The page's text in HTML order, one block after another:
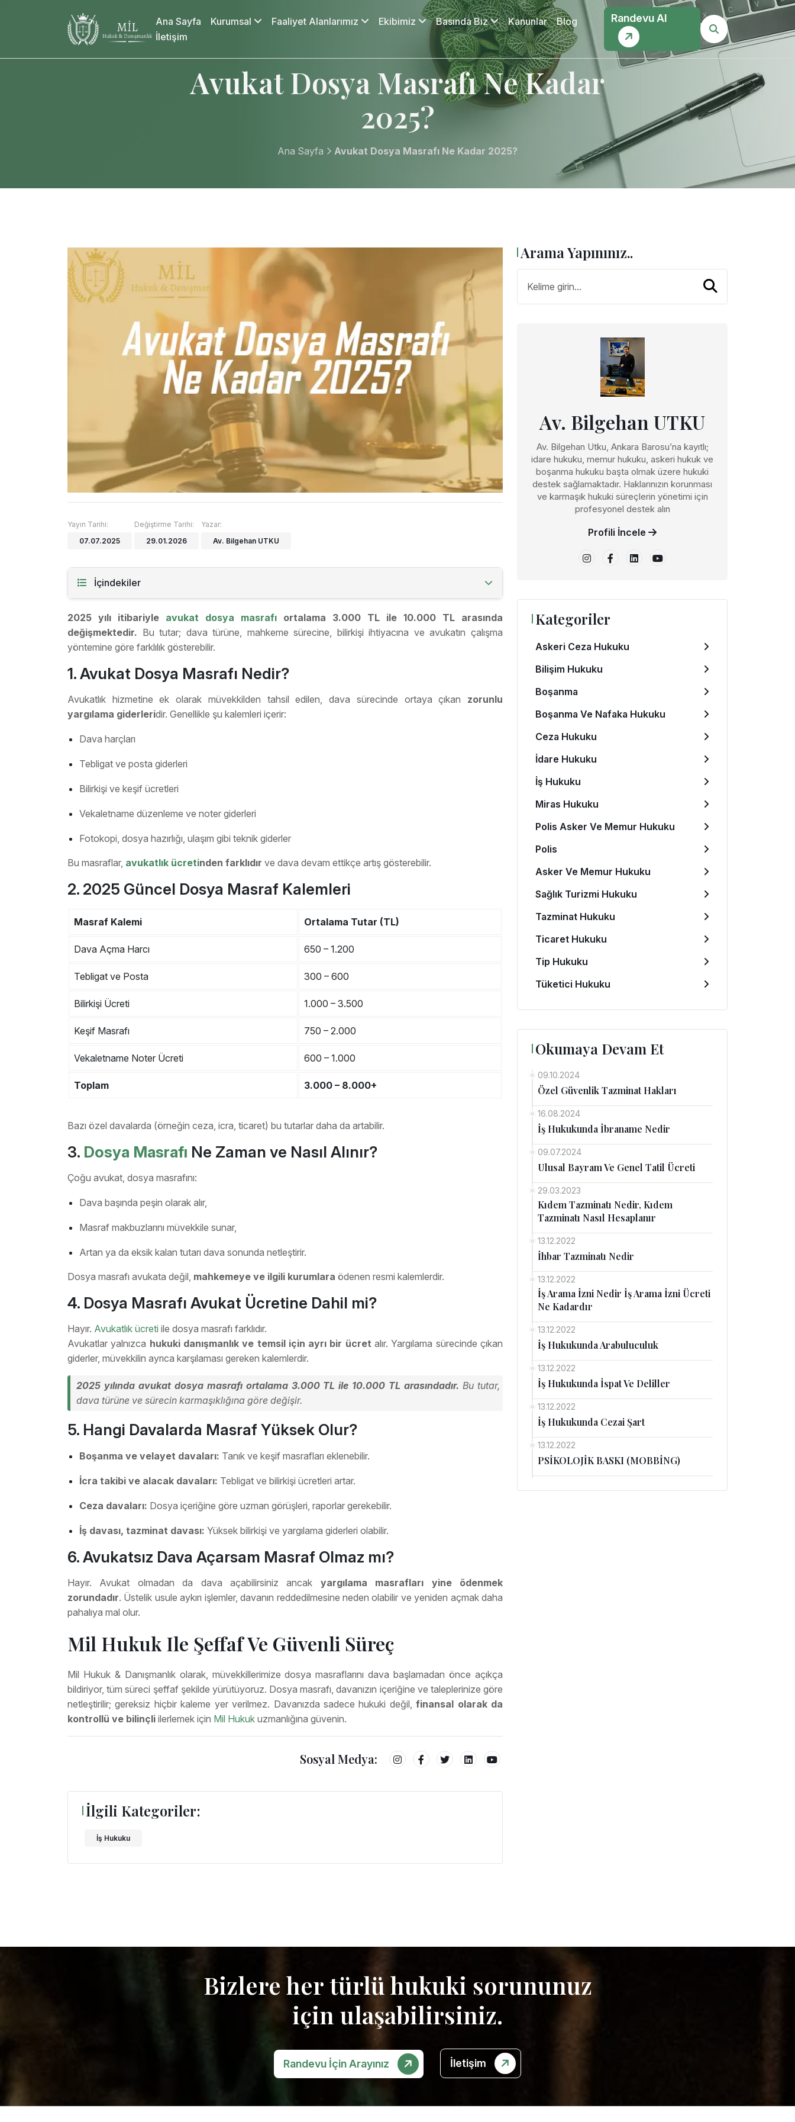
Ana Sayfa Kurumsal Faaliyet Alanlarımız Ekibimiz Basında Biz Kanunlar
Blog
İletişim
Randevu Al
Avukat Dosya Masrafı Ne Kadar
2025?
Ana Sayfa Avukat Dosya Masrafı Ne Kadar 2025?
Yayın Tarihi:
07.07.2025
Değiştirme Tarihi:
29.01.2026
Yazar:
Av. Bilgehan UTKU
İçindekiler
2025 yılı itibariyle avukat dosya masrafı ortalama 3.000 TL ile 10.000 TL arasında
değişmektedir. Bu tutar; dava türüne, mahkeme sürecine, bilirkişi ihtiyacına ve avukatın çalışma
yöntemine göre farklılık gösterebilir.
1. Avukat Dosya Masrafı Nedir?
Avukatlık hizmetine ek olarak müvekkilden tahsil edilen, dava sürecinde ortaya çıkan zorunlu
yargılama giderleridir. Genellikle şu kalemleri içerir:
Dava harçları
Tebligat ve posta giderleri
Bilirkişi ve keşif ücretleri
Vekaletname düzenleme ve noter giderleri
Fotokopi, dosya hazırlığı, ulaşım gibi teknik giderler
Bu masraflar, avukatlık ücretinden farklıdır ve dava devam ettikçe artış gösterebilir.
2. 2025 Güncel Dosya Masraf Kalemleri
Masraf Kalemi Ortalama Tutar (TL)
Dava Açma Harcı 650 – 1.200
Tebligat ve Posta 300 – 600
Bilirkişi Ücreti 1.000 – 3.500
Keşif Masrafı 750 – 2.000
Vekaletname Noter Ücreti 600 – 1.000
Toplam 3.000 – 8.000+
Bazı özel davalarda (örneğin ceza, icra, ticaret) bu tutarlar daha da artabilir.
3. Dosya Masrafı Ne Zaman ve Nasıl Alınır?
Çoğu avukat, dosya masrafını:
Dava başında peşin olarak alır,
Masraf makbuzlarını müvekkile sunar,
Artan ya da eksik kalan tutarı dava sonunda netleştirir.
Dosya masrafı avukata değil, mahkemeye ve ilgili kurumlara ödenen resmi kalemlerdir.
4. Dosya Masrafı Avukat Ücretine Dahil mi?
Hayır. Avukatlık ücreti ile dosya masrafı farklıdır.
Avukatlar yalnızca hukuki danışmanlık ve temsil için ayrı bir ücret alır. Yargılama sürecinde çıkan
giderler, müvekkilin ayrıca karşılaması gereken kalemlerdir.
2025 yılında avukat dosya masrafı ortalama 3.000 TL ile 10.000 TL arasındadır. Bu tutar,
dava türüne ve sürecin karmaşıklığına göre değişir.
5. Hangi Davalarda Masraf Yüksek Olur?
Boşanma ve velayet davaları: Tanık ve keşif masrafları eklenebilir.
İcra takibi ve alacak davaları: Tebligat ve bilirkişi ücretleri artar.
Ceza davaları: Dosya içeriğine göre uzman görüşleri, raporlar gerekebilir.
İş davası, tazminat davası: Yüksek bilirkişi ve yargılama giderleri olabilir.
6. Avukatsız Dava Açarsam Masraf Olmaz mı?
Hayır. Avukat olmadan da dava açabilirsiniz ancak yargılama masrafları yine ödenmek
zorundadır. Üstelik usule aykırı işlemler, davanın reddedilmesine neden olabilir ve yeniden açmak daha
pahalıya mal olur.
Mil Hukuk Ile Şeffaf Ve Güvenli Süreç
Mil Hukuk & Danışmanlık olarak, müvekkillerimize dosya masraflarını dava başlamadan önce açıkça
bildiriyor, tüm süreci şeffaf şekilde yürütüyoruz. Dosya masrafı, davanızın içeriğine ve taleplerinize göre
netleştirilir; gereksiz hiçbir kaleme yer verilmez. Davanızda sadece hukuki değil,finansal olarak da
kontrollü ve bilinçli ilerlemek için Mil Hukuk uzmanlığına güvenin.
Sosyal Medya:
İlgili Kategoriler:
İş Hukuku
Arama Yapınınız..
Av. Bilgehan UTKU
Av. Bilgehan Utku, Ankara Barosu’na kayıtlı;
idare hukuku, memur hukuku, askeri hukuk ve
boşanma hukuku başta olmak üzere hukuki
destek sağlamaktadır. Haklarınızın korunması
ve karmaşık hukuki süreçlerin yönetimi için
profesyonel destek alın
Profili İncele
Kategoriler
Askeri Ceza Hukuku
Bilişim Hukuku
Boşanma
Boşanma Ve Nafaka Hukuku
Ceza Hukuku
İdare Hukuku
İş Hukuku
Miras Hukuku
Polis Asker Ve Memur Hukuku
Polis
Asker Ve Memur Hukuku
Sağlık Turizmi Hukuku
Tazminat Hukuku
Ticaret Hukuku
Tip Hukuku
Tüketici Hukuku
Okumaya Devam Et
09.10.2024
Özel Güvenlik Tazminat Hakları
16.08.2024
İş Hukukunda İbraname Nedir
09.07.2024
Ulusal Bayram Ve Genel Tatil Ücreti
29.03.2023
Kıdem Tazminatı Nedir, Kıdem
Tazminatı Nasıl Hesaplanır
13.12.2022
İhbar Tazminatı Nedir
13.12.2022
İş Arama İzni Nedir İş Arama İzni Ücreti
Ne Kadardır
13.12.2022
İş Hukukunda Arabuluculuk
13.12.2022
İş Hukukunda İspat Ve Deliller
13.12.2022
İş Hukukunda Cezai Şart
13.12.2022
PSİKOLOJİK BASKI (MOBBİNG)
Bizlere her türlü hukuki sorununuz
için ulaşabilirsiniz.
Randevu İçin Arayınız İletişim